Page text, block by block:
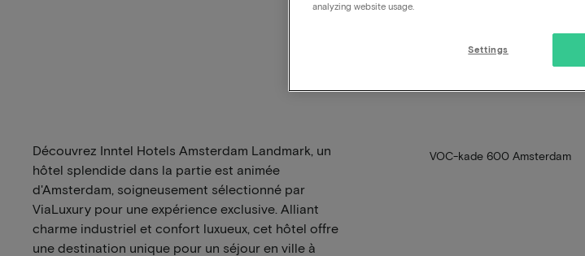
Découvrez Inntel Hotels Amsterdam Landmark, un
hôtel splendide dans la partie est animée
d'Amsterdam, soigneusement sélectionné par
ViaLuxury pour une expérience exclusive. Alliant
charme industriel et confort luxueux, cet hôtel offre
une destination unique pour un séjour en ville à
VOC-kade 600 Amsterdam
analyzing website usage.
Settings